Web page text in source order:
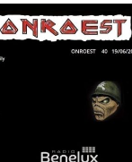
juli
2024